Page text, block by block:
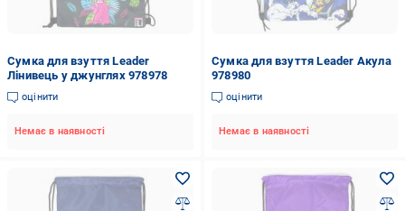
Сумка для взуття Leader
Лінивець у джунглях 978978
оцінити
Немає в наявності
Сумка для взуття Leader Акула
978980
оцінити
Немає в наявності